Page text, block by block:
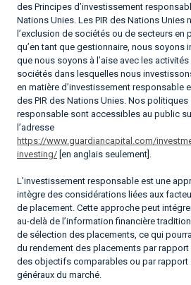
des Principes d’investissement
Nations Unies. Les PIR des Nations Unies
l’exclusion de sociétés ou de secteurs en
qu’en tant que gestionnaire, nous soyons
que nous soyons à l’aise avec les
sociétés dans lesquelles nous
en matière d’investissement responsable
des PIR des Nations Unies. Nos politiques
responsable sont accessibles au public
l’adresse
https://www.guardiancapital.com/
investing/ [en anglais seulement].
L’investissement responsable est une
intègre des considérations liées aux
de placement. Cette approche peut
au-delà de l’information financière
de sélection des placements, ce qui
du rendement des placements par rapport
des objectifs comparables ou par rapport
généraux du marché.